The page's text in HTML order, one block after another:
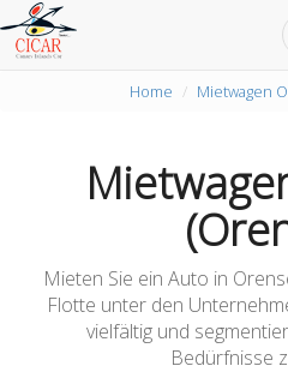
Home Mietwagen
Mieten Sie ein Auto in
Flotte unter den
vielfältig und
Bedürfnisse